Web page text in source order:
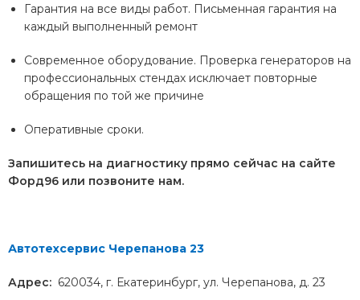
Гарантия на все виды работ. Письменная гарантия на
каждый выполненный ремонт
Современное оборудование. Проверка генераторов на
профессиональных стендах исключает повторные
обращения по той же причине
Оперативные сроки.
Запишитесь на диагностику прямо сейчас на сайте
Форд96 или позвоните нам.
Автотехсервис Черепанова 23
Адрес: 620034, г. Екатеринбург, ул. Черепанова, д. 23